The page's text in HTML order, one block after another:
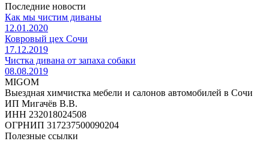
Последние новости
Как мы чистим диваны
12.01.2020
Ковровый цех Сочи
17.12.2019
Чистка дивана от запаха собаки
08.08.2019
MIGOM
Выездная химчистка мебели и салонов автомобилей в Сочи
ИП Мигачёв В.В.
ИНН 232018024508
ОГРНИП 317237500090204
Полезные ссылки